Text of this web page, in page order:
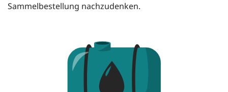
Sammelbestellung nachzudenken.